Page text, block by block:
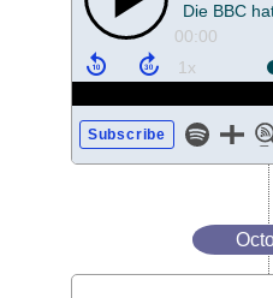
00:00
Subscribe